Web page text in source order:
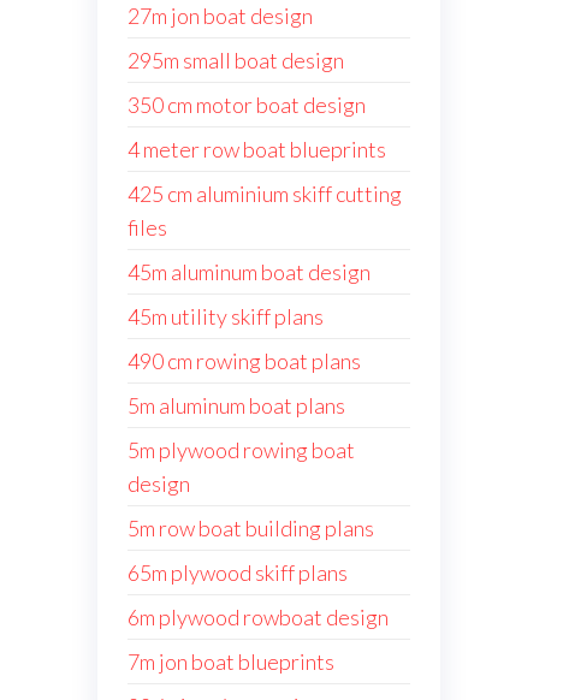
27m jon boat design
295m small boat design
350 cm motor boat design
4 meter row boat blueprints
425 cm aluminium skiff cutting
files
45m aluminum boat design
45m utility skiff plans
490 cm rowing boat plans
5m aluminum boat plans
5m plywood rowing boat
design
5m row boat building plans
65m plywood skiff plans
6m plywood rowboat design
7m jon boat blueprints